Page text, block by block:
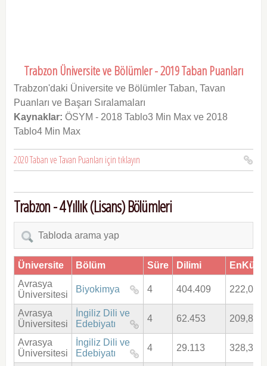
Trabzon Üniversite ve Bölümler - 2019 Taban Puanları
Trabzon'daki Üniversite ve Bölümler Taban, Tavan
Puanları ve Başarı Sıralamaları
Kaynaklar: ÖSYM - 2018 Tablo3 Min Max ve 2018
Tablo4 Min Max
2020 Taban ve Tavan Puanları için tıklayın
Trabzon - 4 Yıllık (Lisans) Bölümleri
Üniversite Bölüm Süre Dilimi
Avrasya
Üniversitesi
Biyokimya 4 404.409
Avrasya
Üniversitesi
İngiliz Dili ve
Edebiyatı
4 62.453
Avrasya
Üniversitesi
İngiliz Dili ve
Edebiyatı
4 29.113